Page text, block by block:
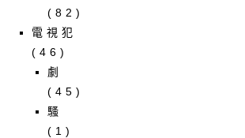
(82)
電視犯
(46)
劇
(45)
騷
(1)